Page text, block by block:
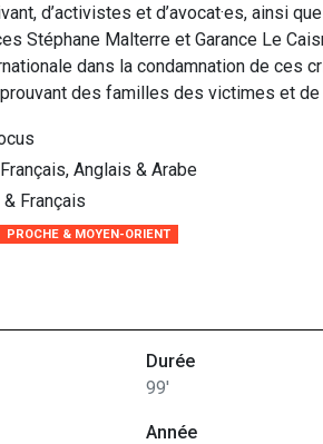
d’activistes et d’avocat·es, ainsi
Stéphane Malterre et Garance Le
dans la condamnation de ces
des familles des victimes et de
Français, Anglais & Arabe
Français
PROCHE & MOYEN-ORIENT
Durée
99'
Année